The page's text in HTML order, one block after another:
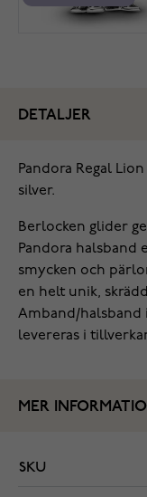
DETALJER
Pandora Regal
silver.
Berlocken glider
Pandora halsband
smycken och
en helt unik,
Amband/halsband
levereras i
MER
SKU